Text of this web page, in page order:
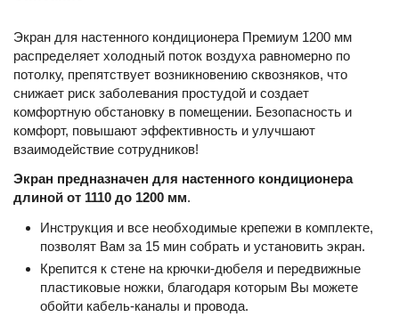
Экран для настенного кондиционера Премиум 1200 мм
распределяет холодный поток воздуха равномерно по
потолку, препятствует возникновению сквозняков, что
снижает риск заболевания простудой и создает
комфортную обстановку в помещении. Безопасность и
комфорт, повышают эффективность и улучшают
взаимодействие сотрудников!
Экран предназначен для настенного кондиционера
длиной от 1110 до 1200 мм.
Инструкция и все необходимые крепежи в комплекте,
позволят Вам за 15 мин собрать и установить экран.
Крепится к стене на крючки-дюбеля и передвижные
пластиковые ножки, благодаря которым Вы можете
обойти кабель-каналы и провода.